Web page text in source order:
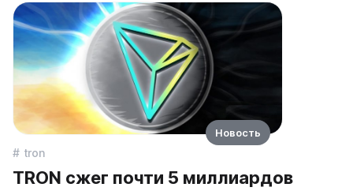
tron
TRON сжег почти 5 миллиардов
Новость